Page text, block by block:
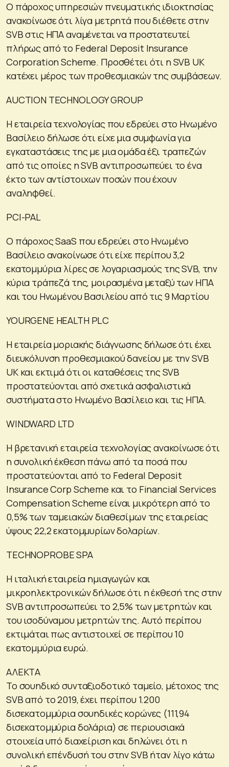
Ο πάροχος υπηρεσιών πνευματικής ιδιοκτησίας
ανακοίνωσε ότι λίγα μετρητά που διέθετε στην
SVB στις ΗΠΑ αναμένεται να προστατευτεί
πλήρως από το Federal Deposit Insurance
Corporation Scheme. Προσθέτει ότι η SVB UK
κατέχει μέρος των προθεσμιακών της συμβάσεων.
AUCTION TECHNOLOGY GROUP
Η εταιρεία τεχνολογίας που εδρεύει στο Ηνωμένο
Βασίλειο δήλωσε ότι είχε μια συμφωνία για
εγκαταστάσεις της με μια ομάδα έξι τραπεζών
από τις οποίες η SVB αντιπροσωπεύει το ένα
έκτο των αντίστοιχων ποσών που έχουν
αναληφθεί.
PCI-PAL
Ο πάροχος SaaS που εδρεύει στο Ηνωμένο
Βασίλειο ανακοίνωσε ότι είχε περίπου 3,2
εκατομμύρια λίρες σε λογαριασμούς της SVB, την
κύρια τράπεζά της, μοιρασμένα μεταξύ των ΗΠΑ
και του Ηνωμένου Βασιλείου από τις 9 Μαρτίου
YOURGENE HEALTH PLC
Η εταιρεία μοριακής διάγνωσης δήλωσε ότι έχει
διευκόλυνση προθεσμιακού δανείου με την SVB
UK και εκτιμά ότι οι καταθέσεις της SVB
προστατεύονται από σχετικά ασφαλιστικά
συστήματα στο Ηνωμένο Βασίλειο και τις ΗΠΑ.
WINDWARD LTD
Η βρετανική εταιρεία τεχνολογίας ανακοίνωσε ότι
η συνολική έκθεση πάνω από τα ποσά που
προστατεύονται από το Federal Deposit
Insurance Corp Scheme και το Financial Services
Compensation Scheme είναι μικρότερη από το
0,5% των ταμειακών διαθεσίμων της εταιρείας
ύψους 22,2 εκατομμυρίων δολαρίων.
TECHNOPROBE SPA
Η ιταλική εταιρεία ημιαγωγών και
μικροηλεκτρονικών δήλωσε ότι η έκθεσή της στην
SVB αντιπροσωπεύει το 2,5% των μετρητών και
του ισοδύναμου μετρητών της. Αυτό περίπου
εκτιμάται πως αντιστοιχεί σε περίπου 10
εκατομμύρια ευρώ.
ΑΛΕΚΤΑ
Το σουηδικό συνταξιοδοτικό ταμείο, μέτοχος της
SVB από το 2019, έχει περίπου 1.200
δισεκατομμύρια σουηδικές κορώνες (111,94
δισεκατομμύρια δολάρια) σε περιουσιακά
στοιχεία υπό διαχείριση και δηλώνει ότι η
συνολική επένδυσή του στην SVB ήταν λίγο κάτω